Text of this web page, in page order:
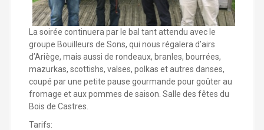
La soirée continuera par le bal tant attendu avec le
groupe Bouilleurs de Sons, qui nous régalera d’airs
d’Ariège, mais aussi de rondeaux, branles, bourrées,
mazurkas, scottishs, valses, polkas et autres danses,
coupé par une petite pause gourmande pour goûter au
fromage et aux pommes de saison. Salle des fêtes du
Bois de Castres.
Tarifs: